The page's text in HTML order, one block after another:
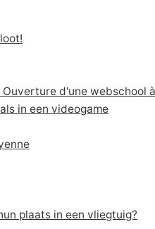
d'une webschool
in een videogame
plaats in een vliegtuig?